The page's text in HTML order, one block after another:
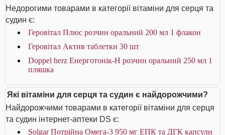
Недорогими товарами в категорії вітаміни для серця та
судин є:
Геровітал Плюс розчин оральний 200 мл 1 флакон
Геровітал Актив таблетки 30 шт
Doppel herz Енерготонік-H розчин оральний 250 мл 1
пляшка
Які вітаміни для серця та судин є найдорожчими?
Найдорожчими товарами в категорії вітаміни для серця
та судин інтернет-аптеки DS є:
Solgar Потрійна Омега-3 950 мг ЕПК та ДГК капсули